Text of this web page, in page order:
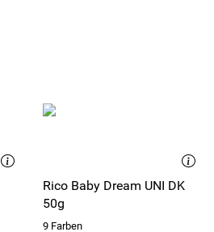
Rico Baby Dream UNI DK
50g
9 Farben